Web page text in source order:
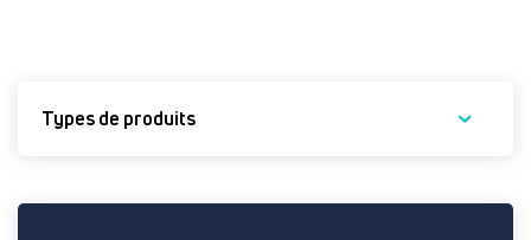
Types de produits